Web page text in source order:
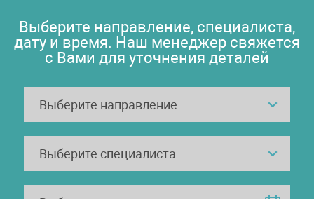
Выберите направление, специалиста,
дату и время. Наш менеджер свяжется
с Вами для уточнения деталей